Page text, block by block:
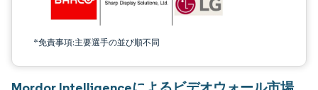
*免責事項:主要選手の並び順不同